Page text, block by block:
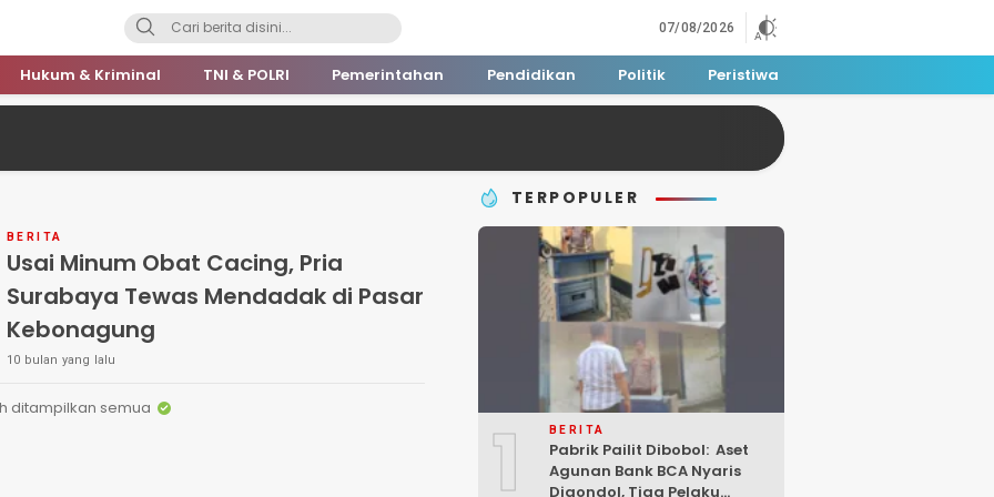
07/08/2026
Hukum & Kriminal TNI & POLRI Pemerintahan Pendidikan Politik Peristiwa
BERITA
Usai Minum Obat Cacing, Pria
Surabaya Tewas Mendadak di Pasar
Kebonagung
10 bulan yang lalu
ditampilkan semua
TERPOPULER
1 BERITA
Pabrik Pailit Dibobol: Aset
Agunan Bank BCA Nyaris
Digondol, Tiga Pelaku